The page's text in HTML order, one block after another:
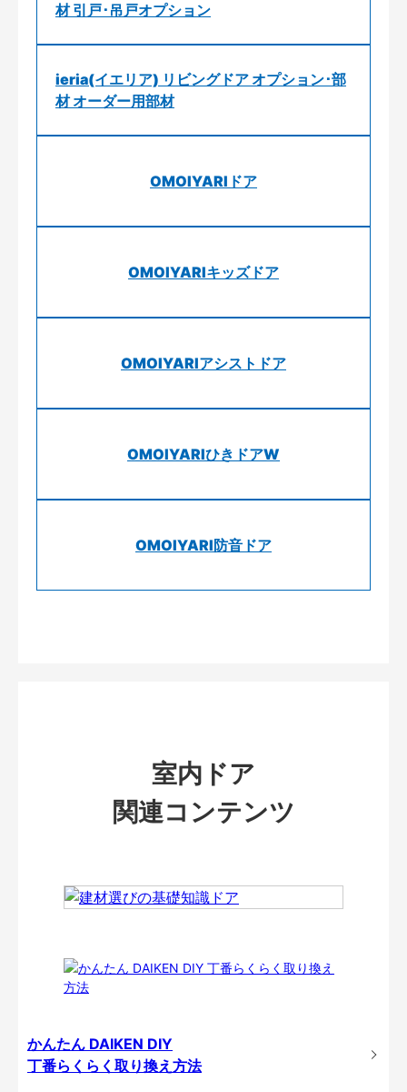
材 引戸･吊戸オプション
ieria(イエリア) リビングドア オプション･部
材 オーダー用部材
OMOIYARIドア
OMOIYARIキッズドア
OMOIYARIアシストドア
OMOIYARIひきドアW
OMOIYARI防音ドア
室内ドア
関連コンテンツ
かんたん DAIKEN DIY
丁番らくらく取り換え方法